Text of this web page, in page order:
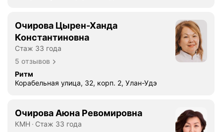
Очирова Цырен-Ханда
Константиновна
Стаж 33 года
5 отзывов
Ритм
Корабельная улица, 32, корп. 2, Улан-Удэ
Очирова Аюна Ревомировна
КМН
Стаж 33 года